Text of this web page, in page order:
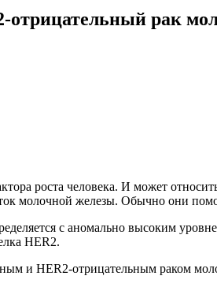
рак
роста человека. И может
молочной железы. Обычно они
с аномально высоким
HER2.
и HER2-отрицательным раком